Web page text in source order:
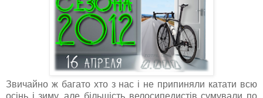
Звичайно ж багато хто з нас і не припиняли катати всю